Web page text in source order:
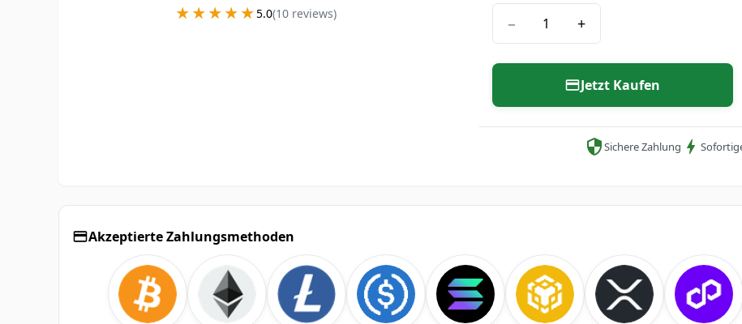
★★★★★
★★★★★5.0(10reviews)
− +
Jetzt Kaufen
Sichere Zahlung
Akzeptierte Zahlungsmethoden